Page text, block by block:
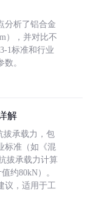
分析了铝合金
），并对比不
1标准和行业
。
解
拔承载力，包
标准（如《混
拔承载力计算
约80kN）。
议，适用于工